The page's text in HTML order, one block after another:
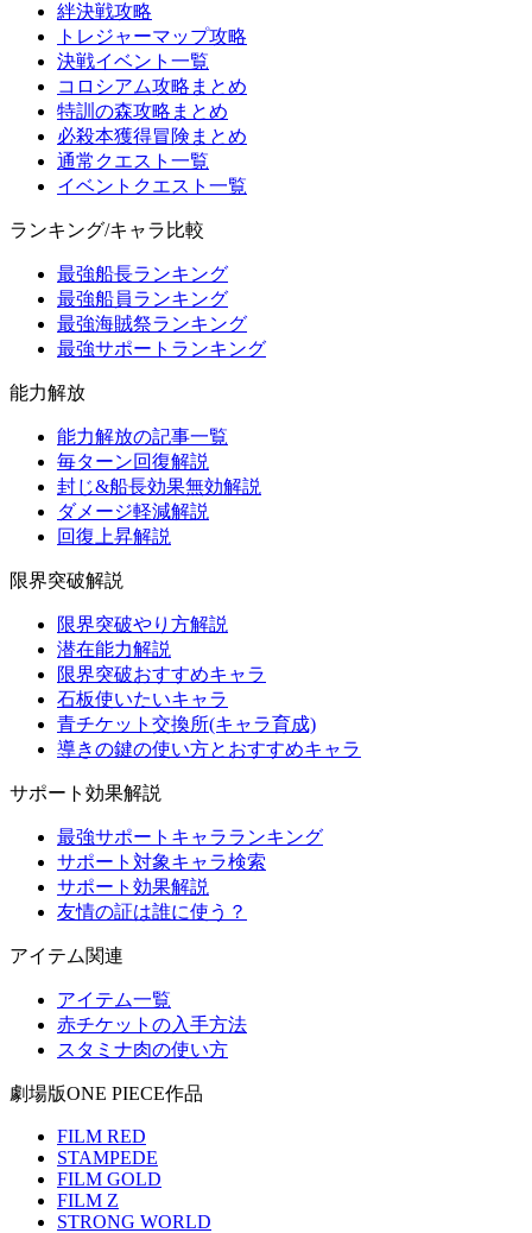
絆決戦攻略
トレジャーマップ攻略
決戦イベント一覧
コロシアム攻略まとめ
特訓の森攻略まとめ
必殺本獲得冒険まとめ
通常クエスト一覧
イベントクエスト一覧
ランキング/キャラ比較
最強船長ランキング
最強船員ランキング
最強海賊祭ランキング
最強サポートランキング
能力解放
能力解放の記事一覧
毎ターン回復解説
封じ&船長効果無効解説
ダメージ軽減解説
回復上昇解説
限界突破解説
限界突破やり方解説
潜在能力解説
限界突破おすすめキャラ
石板使いたいキャラ
青チケット交換所(キャラ育成)
導きの鍵の使い方とおすすめキャラ
サポート効果解説
最強サポートキャラランキング
サポート対象キャラ検索
サポート効果解説
友情の証は誰に使う？
アイテム関連
アイテム一覧
赤チケットの入手方法
スタミナ肉の使い方
劇場版ONE PIECE作品
FILM RED
STAMPEDE
FILM GOLD
FILM Z
STRONG WORLD